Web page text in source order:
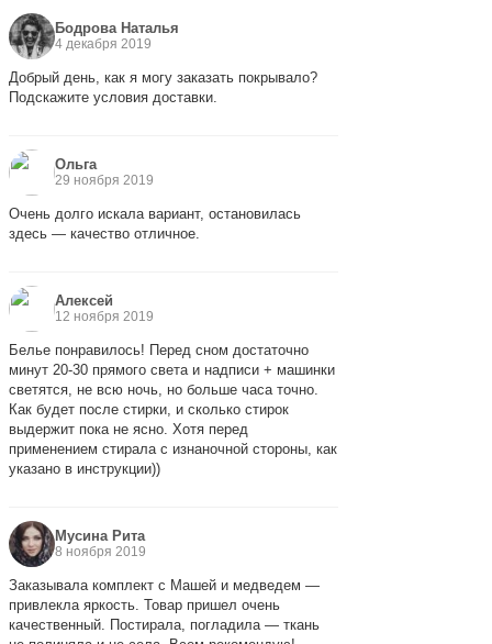
Бодрова Наталья
4 декабря 2019
Добрый день, как я могу заказать покрывало?
Подскажите условия доставки.
Ольга
29 ноября 2019
Очень долго искала вариант, остановилась
здесь — качество отличное.
Алексей
12 ноября 2019
Белье понравилось! Перед сном достаточно
минут 20-30 прямого света и надписи + машинки
светятся, не всю ночь, но больше часа точно.
Как будет после стирки, и сколько стирок
выдержит пока не ясно. Хотя перед
применением стирала с изнаночной стороны, как
указано в инструкции))
Мусина Рита
8 ноября 2019
Заказывала комплект с Машей и медведем —
привлекла яркость. Товар пришел очень
качественный. Постирала, погладила — ткань